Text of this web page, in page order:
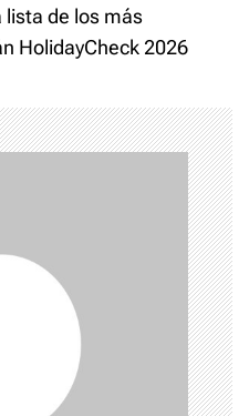
lista de los más
HolidayCheck 2026